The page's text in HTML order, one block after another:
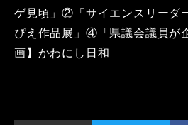
ゲ見頃」②「サイエンスリーダ
ぴえ作品展」④「県議会議員が
画】かわにし日和